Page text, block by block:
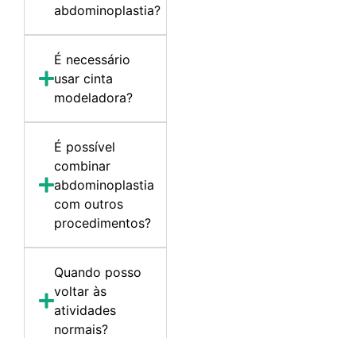
abdominoplastia?
É necessário
usar cinta
modeladora?
É possível
combinar
abdominoplastia
com outros
procedimentos?
Quando posso
voltar às
atividades
normais?